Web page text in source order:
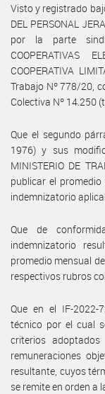
Visto y registrado
DEL PERSONAL
por la parte
COOPERATIVAS
COOPERATIVA
Trabajo Nº 778/20,
Colectiva Nº 14.250
Que el segundo
1976) y sus
MINISTERIO DE
publicar el
indemnizatorio
Que de
indemnizatorio
promedio mensual
respectivos rubros
Que en el IF-2022-
técnico por el cual
criterios
remuneraciones
resultante, cuyos
se remite en orden a